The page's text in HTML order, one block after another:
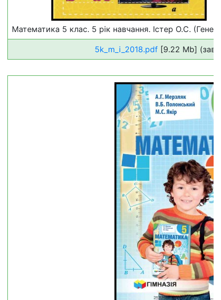
Математика 5 клас. 5 рік навчання. Істер О.С.
5k_m_i_2018.pdf [9.22 Mb]